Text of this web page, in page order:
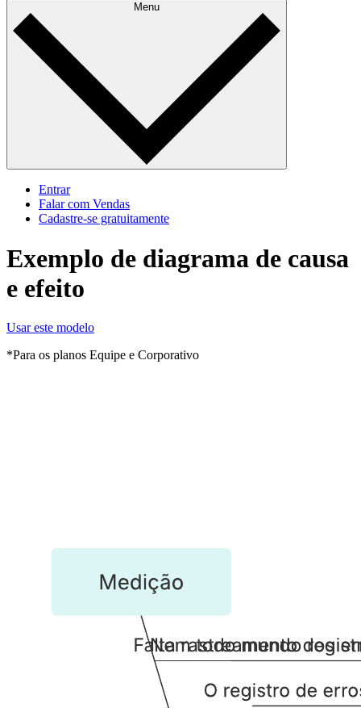
Menu
Entrar
Falar com Vendas
Cadastre‐se gratuitamente
Exemplo de diagrama de causa
e efeito
Usar este modelo
*Para os planos Equipe e Corporativo